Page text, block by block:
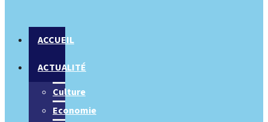
ACCUEIL
ACTUALITÉ
Culture
Economie